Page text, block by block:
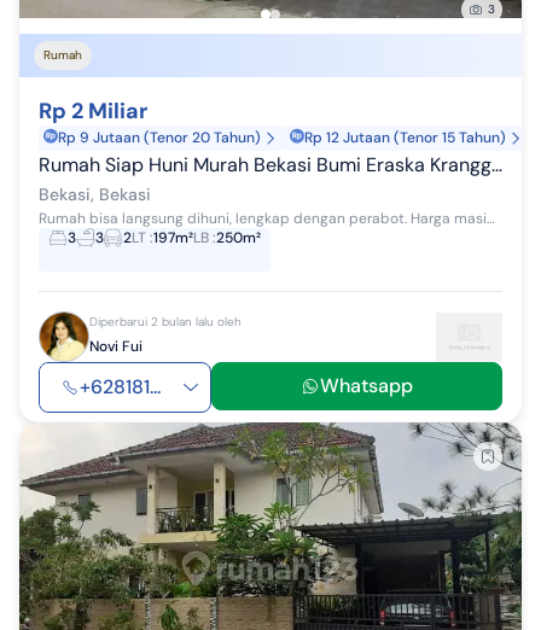
3
Rumah
Rp 2 Miliar
Rp 9 Jutaan (Tenor 20 Tahun) Rp 12 Jutaan (Tenor 15 Tahun)
Rumah Siap Huni Murah Bekasi Bumi Eraska Kranggan
Bekasi, Bekasi
Rumah bisa langsung dihuni, lengkap dengan perabot. Harga masih nego sampai deal. Bisa cash ataupun KPR akan dibantu sampai tuntas. Lokasi rumah as...
3
3 2LT:197m²LB:250m²
Diperbarui 2 bulan lalu oleh
Novi Fui
+628181... Whatsapp